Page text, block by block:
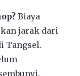
Biaya
jarak dari
Tangsel.